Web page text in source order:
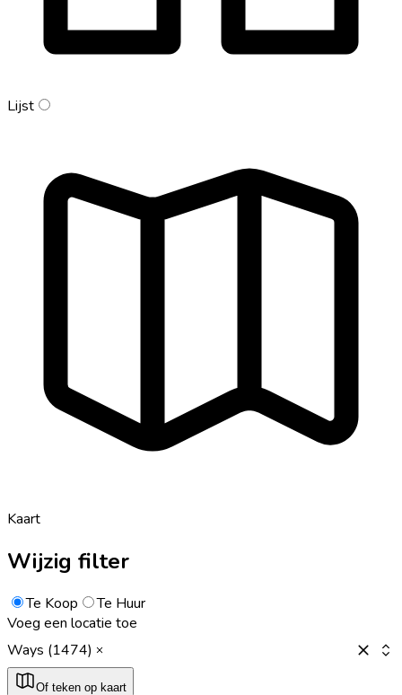
Lijst
Kaart
Wijzig filter
Te Koop
Te Huur
Voeg een locatie toe
Ways (1474)
Of teken op kaart